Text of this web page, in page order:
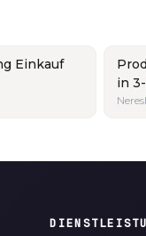
Einkauf
in